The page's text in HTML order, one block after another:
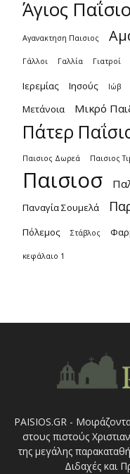
Άγιος
Αγανακτηση Παισιος
Γάλλοι Γαλλία Γιατροί
Ιερεμίας Ιησούς Ιώβ
Μετάνοια Μικρό
Πάτερ
Παισιος Δωρεά Παισιος
Παισιοσ
Παναγία Σουμελά
Πόλεμος Στάβλος
κεφάλαιο 1
PAISIOS.GR -
στους πιστούς
της μεγάλης
Διδαχές και